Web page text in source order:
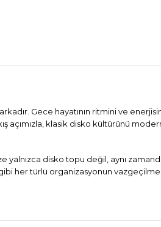
Gece hayatının ritmini ve
açımızla, klasik disko kültürünü
yalnızca disko topu değil, aynı
her türlü organizasyonun